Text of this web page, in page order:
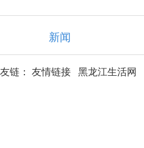
新闻
友链： 友情链接 黑龙江生活网